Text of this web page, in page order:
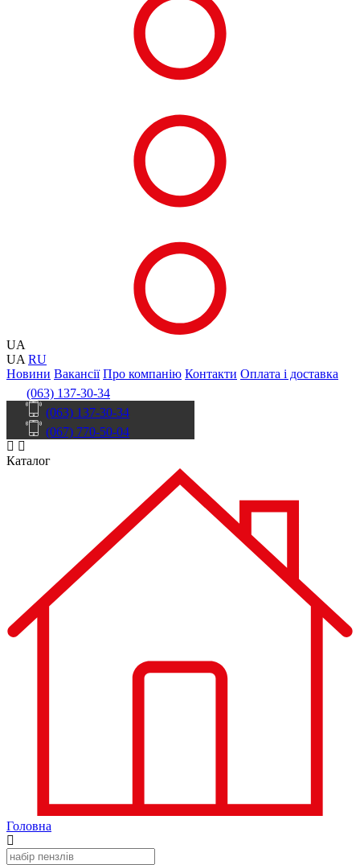
UA
UA RU
Новини Вакансії Про компанію Контакти Оплата і доставка
(063) 137-30-34
(063) 137-30-34
(067) 770-50-04
Каталог
Головна